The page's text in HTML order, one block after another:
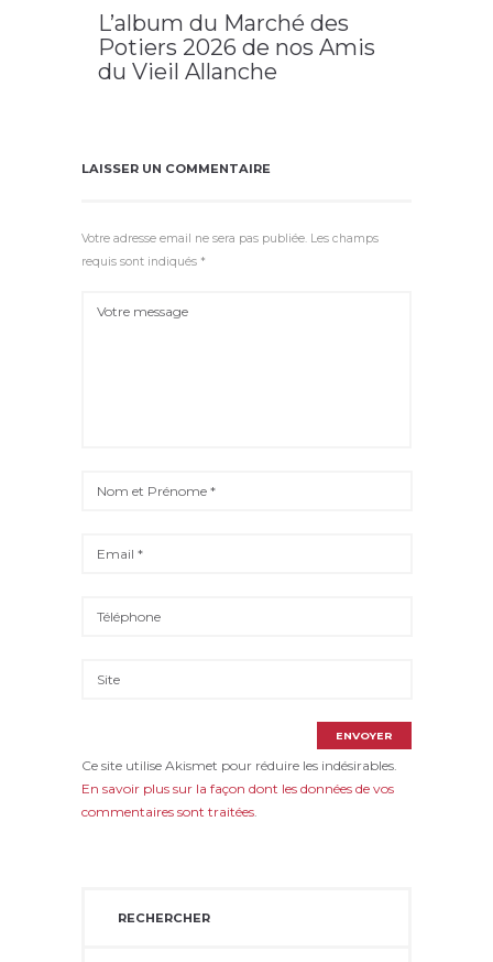
L’album du Marché des
Potiers 2026 de nos Amis
du Vieil Allanche
LAISSER UN COMMENTAIRE
Votre adresse email ne sera pas publiée. Les champs
requis sont indiqués *
Ce site utilise Akismet pour réduire les indésirables.
En savoir plus sur la façon dont les données de vos
commentaires sont traitées
RECHERCHER